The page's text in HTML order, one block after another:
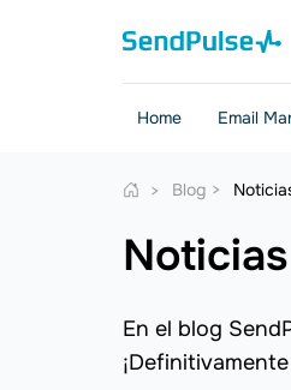
Home Email
Blog
Noticias
En el blog